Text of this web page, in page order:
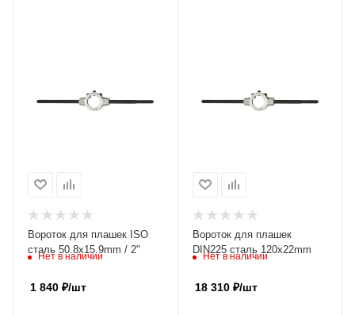
Вороток для плашек ISO
сталь 50.8x15.9mm / 2"
Нет в наличии
1 840 ₽/шт
Вороток для плашек
DIN225 сталь 120x22mm
Нет в наличии
18 310₽/шт